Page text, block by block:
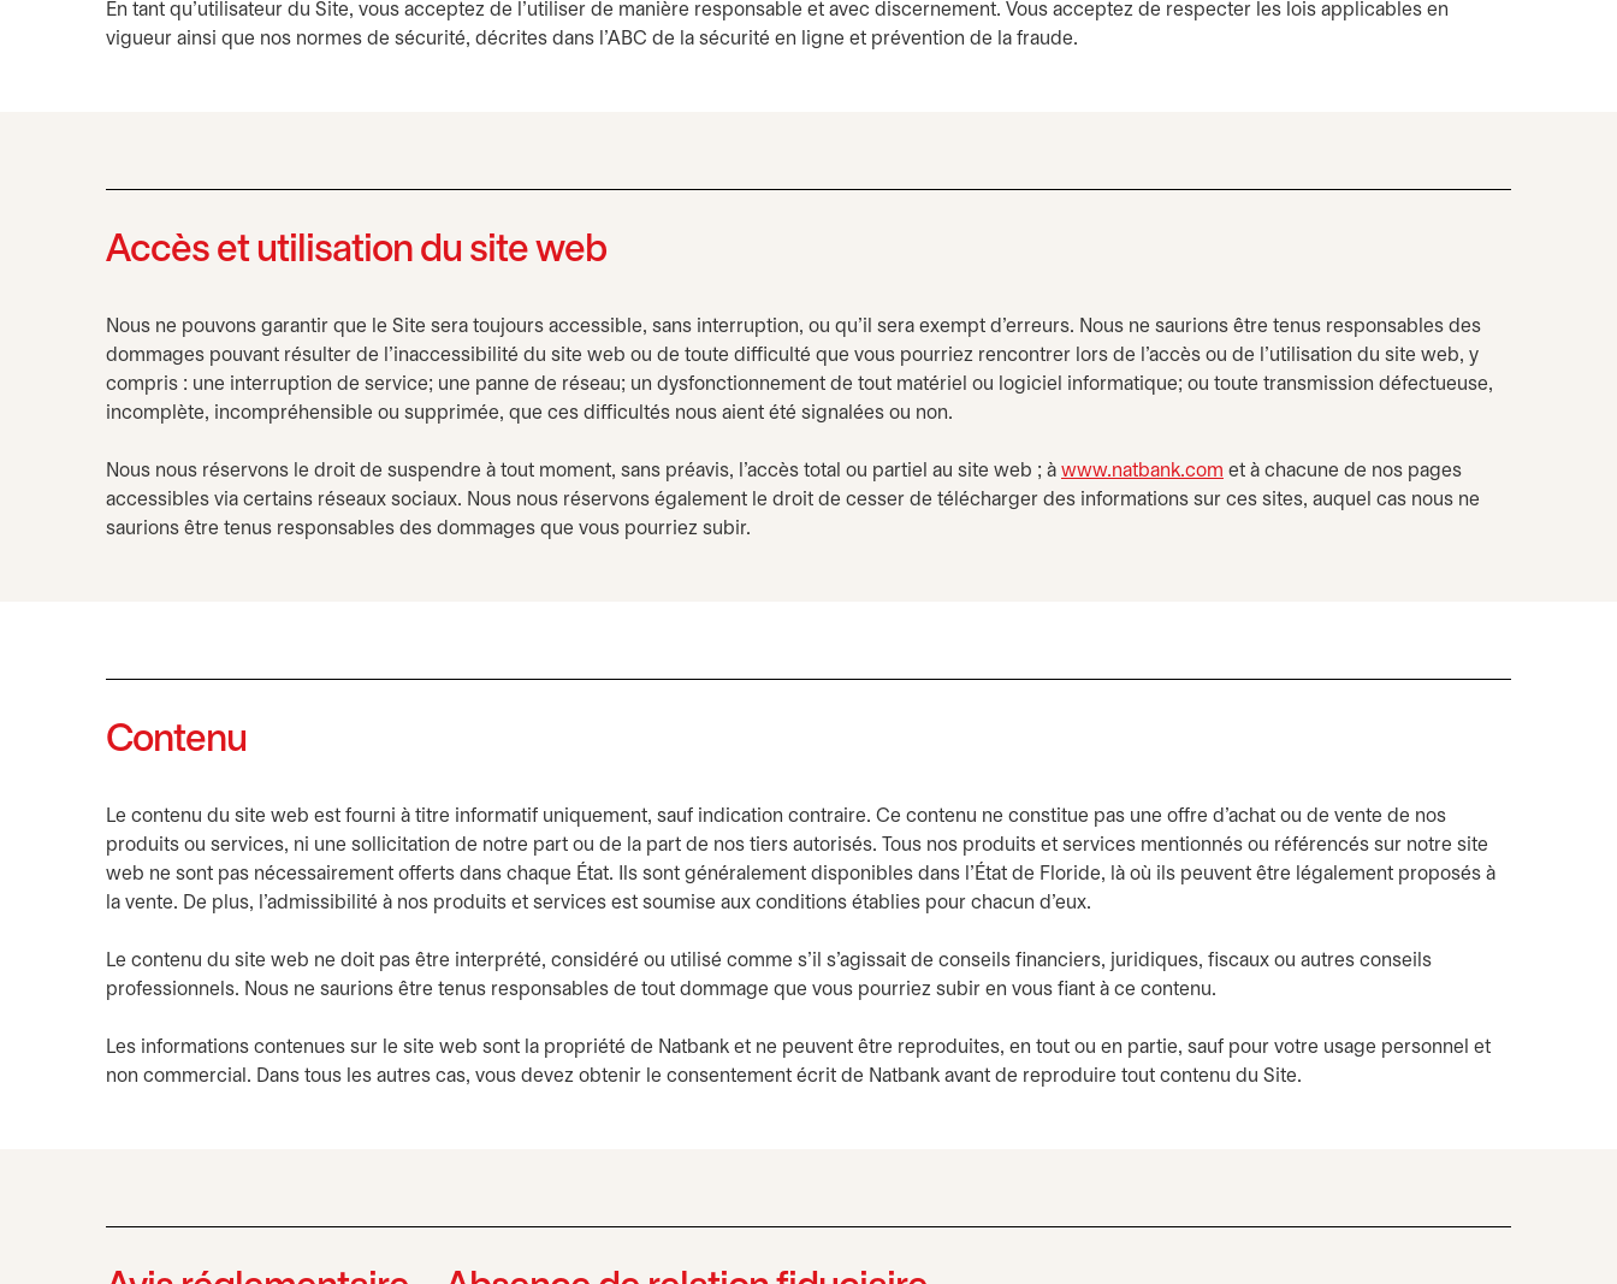
En tant qu’utilisateur du Site, vous acceptez de l’utiliser de manière responsable et avec discernement. Vous acceptez de respecter les lois applicables en
vigueur ainsi que nos normes de sécurité, décrites dans l’ABC de la sécurité en ligne et prévention de la fraude.
Accès et utilisation du site web
Nous ne pouvons garantir que le Site sera toujours accessible, sans interruption, ou qu’il sera exempt d’erreurs. Nous ne saurions être tenus responsables des
dommages pouvant résulter de l’inaccessibilité du site web ou de toute difficulté que vous pourriez rencontrer lors de l’accès ou de l’utilisation du site web, y
compris : une interruption de service; une panne de réseau; un dysfonctionnement de tout matériel ou logiciel informatique; ou toute transmission défectueuse,
incomplète, incompréhensible ou supprimée, que ces difficultés nous aient été signalées ou non.
Nous nous réservons le droit de suspendre à tout moment, sans préavis, l’accès total ou partiel au site web ; à www.natbank.com et à chacune de nos pages
accessibles via certains réseaux sociaux. Nous nous réservons également le droit de cesser de télécharger des informations sur ces sites, auquel cas nous ne
saurions être tenus responsables des dommages que vous pourriez subir.
Contenu
Le contenu du site web est fourni à titre informatif uniquement, sauf indication contraire. Ce contenu ne constitue pas une offre d’achat ou de vente de nos
produits ou services, ni une sollicitation de notre part ou de la part de nos tiers autorisés. Tous nos produits et services mentionnés ou référencés sur notre site
web ne sont pas nécessairement offerts dans chaque État. Ils sont généralement disponibles dans l’État de Floride, là où ils peuvent être légalement proposés à
la vente. De plus, l’admissibilité à nos produits et services est soumise aux conditions établies pour chacun d’eux.
Le contenu du site web ne doit pas être interprété, considéré ou utilisé comme s’il s’agissait de conseils financiers, juridiques, fiscaux ou autres conseils
professionnels. Nous ne saurions être tenus responsables de tout dommage que vous pourriez subir en vous fiant à ce contenu.
Les informations contenues sur le site web sont la propriété de Natbank et ne peuvent être reproduites, en tout ou en partie, sauf pour votre usage personnel et
non commercial. Dans tous les autres cas, vous devez obtenir le consentement écrit de Natbank avant de reproduire tout contenu du Site.